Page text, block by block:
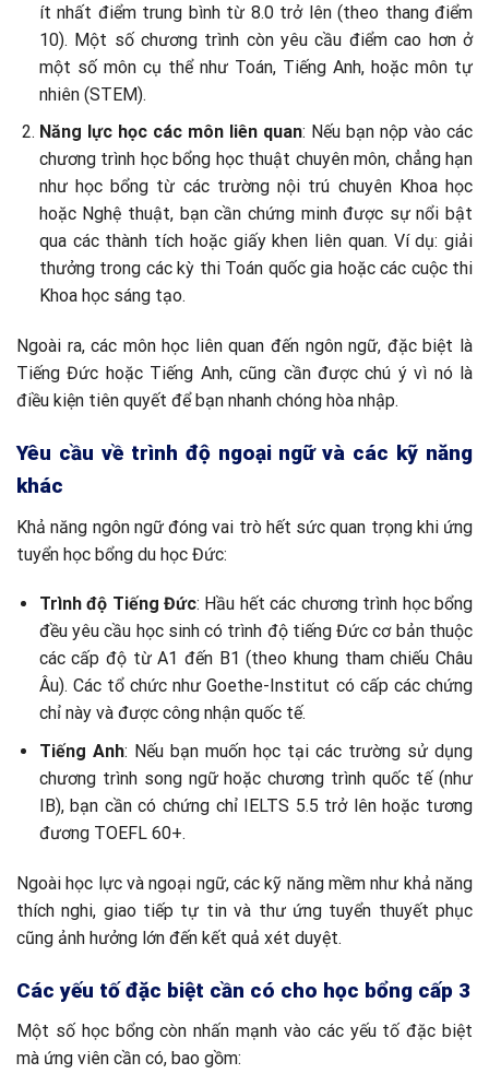
ít nhất điểm trung bình từ 8.0 trở lên (theo thang điểm
10). Một số chương trình còn yêu cầu điểm cao hơn ở
một số môn cụ thể như Toán, Tiếng Anh, hoặc môn tự
nhiên (STEM).
Năng lực học các môn liên quan: Nếu bạn nộp vào các
chương trình học bổng học thuật chuyên môn, chẳng hạn
như học bổng từ các trường nội trú chuyên Khoa học
hoặc Nghệ thuật, bạn cần chứng minh được sự nổi bật
qua các thành tích hoặc giấy khen liên quan. Ví dụ: giải
thưởng trong các kỳ thi Toán quốc gia hoặc các cuộc thi
Khoa học sáng tạo.
Ngoài ra, các môn học liên quan đến ngôn ngữ, đặc biệt là
Tiếng Đức hoặc Tiếng Anh, cũng cần được chú ý vì nó là
điều kiện tiên quyết để bạn nhanh chóng hòa nhập.
Yêu cầu về trình độ ngoại ngữ và các kỹ năng
khác
Khả năng ngôn ngữ đóng vai trò hết sức quan trọng khi ứng
tuyển học bổng du học Đức:
Trình độ Tiếng Đức: Hầu hết các chương trình học bổng
đều yêu cầu học sinh có trình độ tiếng Đức cơ bản thuộc
các cấp độ từ A1 đến B1 (theo khung tham chiếu Châu
Âu). Các tổ chức như Goethe-Institut có cấp các chứng
chỉ này và được công nhận quốc tế.
Tiếng Anh: Nếu bạn muốn học tại các trường sử dụng
chương trình song ngữ hoặc chương trình quốc tế (như
IB), bạn cần có chứng chỉ IELTS 5.5 trở lên hoặc tương
đương TOEFL 60+.
Ngoài học lực và ngoại ngữ, các kỹ năng mềm như khả năng
thích nghi, giao tiếp tự tin và thư ứng tuyển thuyết phục
cũng ảnh hưởng lớn đến kết quả xét duyệt.
Các yếu tố đặc biệt cần có cho học bổng cấp 3
Một số học bổng còn nhấn mạnh vào các yếu tố đặc biệt
mà ứng viên cần có, bao gồm: